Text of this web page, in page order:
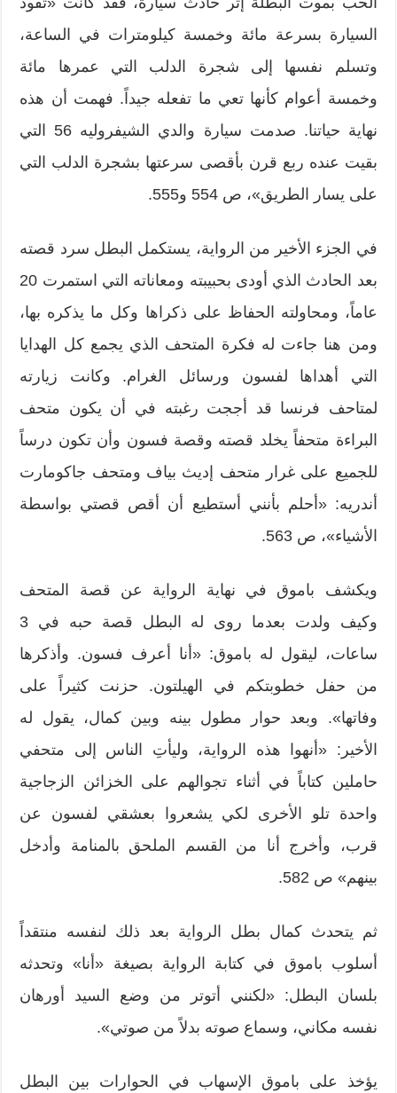
السيارة بسرعة مائة وخمسة كيلومترات في الساعة،
وتسلم نفسها إلى شجرة الدلب التي عمرها مائة
وخمسة أعوام كأنها تعي ما تفعله جيداً. فهمت أن هذه
نهاية حياتنا. صدمت سيارة والدي الشيفروليه 56 التي
بقيت عنده ربع قرن بأقصى سرعتها بشجرة الدلب التي
على يسار الطريق»، ص 554 و555.
في الجزء الأخير من الرواية، يستكمل البطل سرد قصته
بعد الحادث الذي أودى بحبيبته ومعاناته التي استمرت 20
عاماً، ومحاولته الحفاظ على ذكراها وكل ما يذكره بها،
ومن هنا جاءت له فكرة المتحف الذي يجمع كل الهدايا
التي أهداها لفسون ورسائل الغرام. وكانت زيارته
لمتاحف فرنسا قد أججت رغبته في أن يكون متحف
البراءة متحفاً يخلد قصته وقصة فسون وأن تكون درساً
للجميع على غرار متحف إديث بياف ومتحف جاكومارت
أندريه: «أحلم بأنني أستطيع أن أقص قصتي بواسطة
الأشياء»، ص 563.
ويكشف باموق في نهاية الرواية عن قصة المتحف
وكيف ولدت بعدما روى له البطل قصة حبه في 3
ساعات، ليقول له باموق: «أنا أعرف فسون. وأذكرها
من حفل خطوبتكم في الهيلتون. حزنت كثيراً على
وفاتها». وبعد حوار مطول بينه وبين كمال، يقول له
الأخير: «أنهوا هذه الرواية، وليأتِ الناس إلى متحفي
حاملين كتاباً في أثناء تجوالهم على الخزائن الزجاجية
واحدة تلو الأخرى لكي يشعروا بعشقي لفسون عن
قرب، وأخرج أنا من القسم الملحق بالمنامة وأدخل
بينهم» ص 582.
ثم يتحدث كمال بطل الرواية بعد ذلك لنفسه منتقداً
أسلوب باموق في كتابة الرواية بصيغة «أنا» وتحدثه
بلسان البطل: «لكنني أتوتر من وضع السيد أورهان
نفسه مكاني، وسماع صوته بدلاً من صوتي».
يؤخذ على باموق الإسهاب في الحوارات بين البطل